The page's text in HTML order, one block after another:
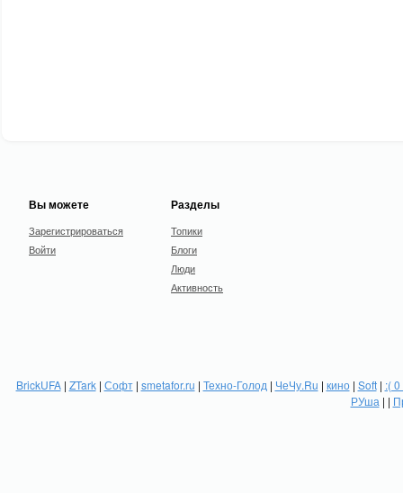
Вы можете
Зарегистрироваться
Войти
Разделы
Топики
Блоги
Люди
Активность
BrickUFA| ZTark| Софт| smetafor.ru | Техно-Голод | ЧеЧу.Ru | кино| Soft| :(
РУша | |